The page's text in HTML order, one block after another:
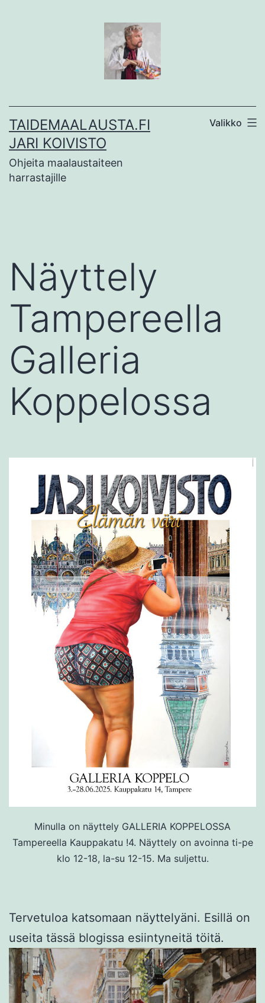
TAIDEMAALAUSTA.FI
JARI KOIVISTO
Ohjeita maalaustaiteen
harrastajille
Valikko
Näyttely
Tampereella
Galleria
Koppelossa
Minulla on näyttely GALLERIA KOPPELOSSA
Tampereella Kauppakatu !4. Näyttely on avoinna ti-pe
klo 12-18, la-su 12-15. Ma suljettu.
Tervetuloa katsomaan näyttelyäni. Esillä on
useita tässä blogissa esiintyneitä töitä.